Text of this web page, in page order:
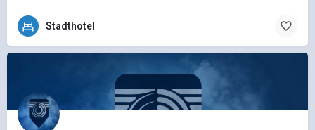
Stadthotel